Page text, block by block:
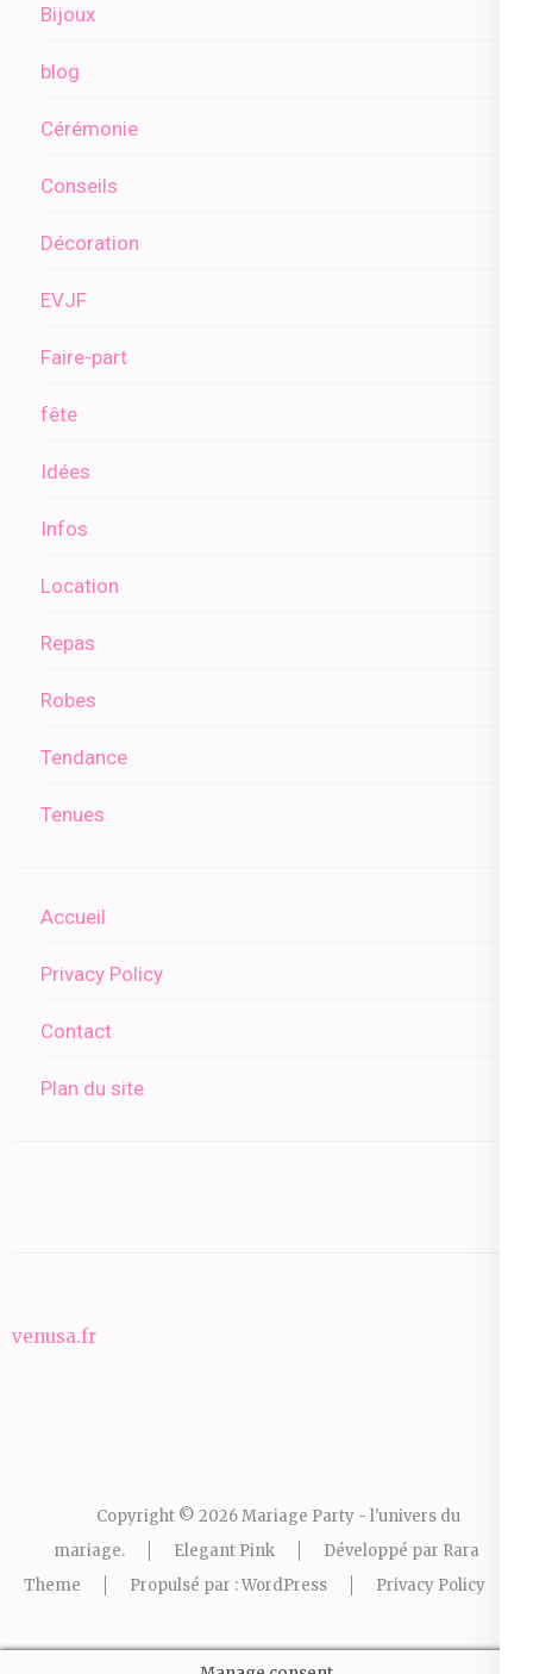
Bijoux
blog
Cérémonie
Conseils
Décoration
EVJF
Faire-part
fête
Idées
Infos
Location
Repas
Robes
Tendance
Tenues
Accueil
Privacy Policy
Contact
Plan du site
venusa.fr
Copyright © 2026Mariage Party - l'univers du
mariage. Elegant Pink Développé par Rara
Theme
Propulsé par :WordPress Privacy Policy